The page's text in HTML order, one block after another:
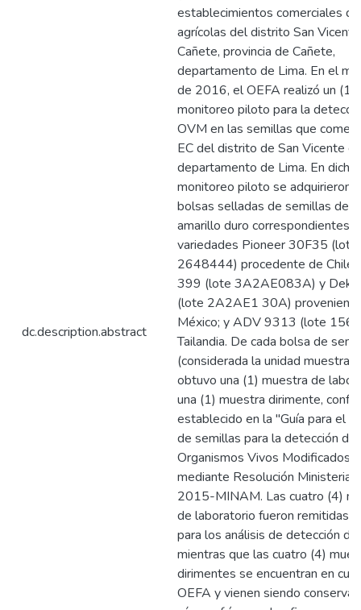
dc.description.abstract
establecimientos comerciales
agrícolas del distrito San
Cañete, provincia de Cañete,
departamento de Lima. En el
de 2016, el OEFA realizó un (1)
monitoreo piloto para la
OVM en las semillas que
EC del distrito de San Vicente
departamento de Lima. En dicho
monitoreo piloto se adquirieron
bolsas selladas de semillas de
amarillo duro correspondientes
variedades Pioneer 30F35 (lote
2648444) procedente de Chile;
399 (lote 3A2AE083A) y
(lote 2A2AE1 30A)
México; y ADV 9313 (lote
Tailandia. De cada bolsa de
(considerada la unidad
obtuvo una (1) muestra de
una (1) muestra dirimente,
establecido en la "Guía para el
de semillas para la detección de
Organismos Vivos
mediante Resolución
2015-MINAM. Las cuatro (4)
de laboratorio fueron remitidas
para los análisis de detección
mientras que las cuatro (4)
dirimentes se encuentran en
OEFA y vienen siendo